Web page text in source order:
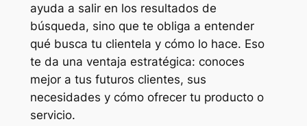
ayuda a salir en los resultados de
búsqueda, sino que te obliga a entender
qué busca tu clientela y cómo lo hace. Eso
te da una ventaja estratégica: conoces
mejor a tus futuros clientes, sus
necesidades y cómo ofrecer tu producto o
servicio.